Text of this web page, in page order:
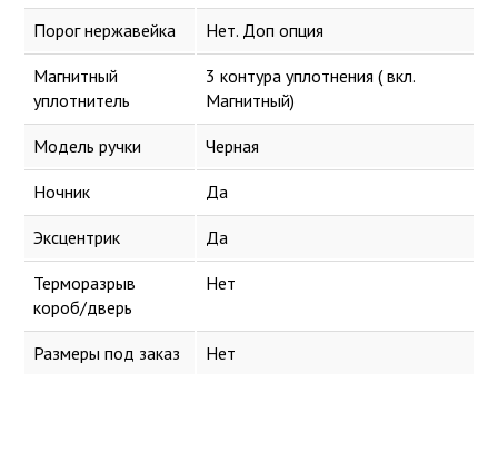
Порог нержавейка Нет. Доп опция
Магнитный
уплотнитель
3 контура уплотнения ( вкл.
Магнитный)
Модель ручки Черная
Ночник Да
Эксцентрик Да
Терморазрыв
короб/дверь
Нет
Размеры под заказ Нет